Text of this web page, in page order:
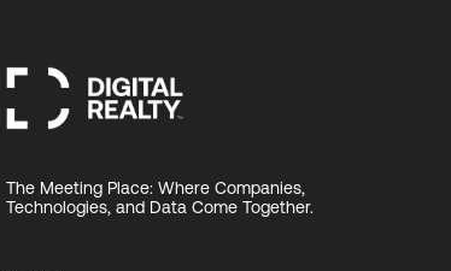
The Meeting Place: Where Companies,
Technologies, and Data Come Together.